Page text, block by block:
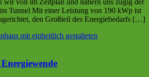
wir voll im Zeitplan und nähern uns zügig der
Tunnel Mit einer Leistung von 190 kWp ist
den Großteil des Energiebedarfs […]